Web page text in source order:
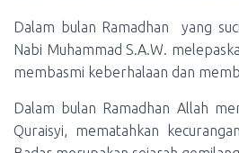
Dalam bulan Ramadhan yang
Nabi Muhammad S.A.W.
membasmi keberhalaan dan
Dalam bulan Ramadhan Allah
Quraisyi, mematahkan